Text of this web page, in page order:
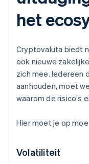
het
Cryptovaluta biedt
ook nieuwe
zich mee. Iedereen
aanhouden, moet
waarom de risico's
Hier moet je op
Volatiliteit